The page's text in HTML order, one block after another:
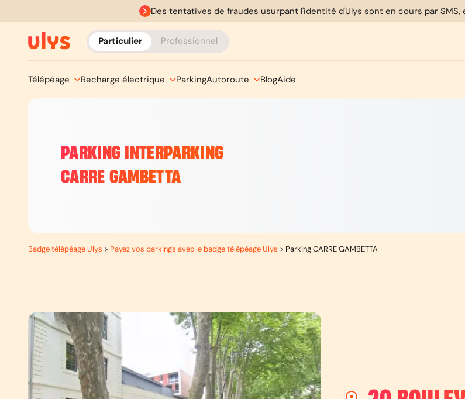
Des tentatives de fraudes usurpant l'identité d'Ulys sont en cours par
Particulier Professionnel
Télépéage Recharge électrique ParkingAutoroute BlogAide
PARKING INTERPARKING
CARRE GAMBETTA
Badge télépéage Ulys > Payez vos parkings avec le badge télépéage Ulys > Parking CARRE GAMBETTA